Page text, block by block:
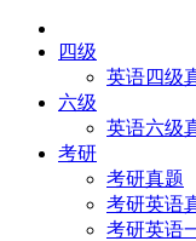
四级
英语四级
六级
英语六级
考研
考研真题
考研英语
考研英语